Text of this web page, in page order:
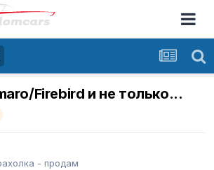
Firebird и не только...
- продам